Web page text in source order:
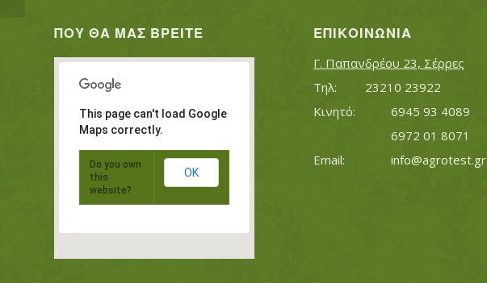
ΠΟΥ ΘΑ ΜΑΣ ΒΡΕΊΤΕ
This page can't load Google
Maps correctly.
Do you own
this
website?
OK
ΕΠΙΚΟΙΝΩΝΊΑ
Γ. Παπανδρέου 23, Σέρρες
Τηλ:		23210 23922
Κινητό:		6945 93 4089
			6972 01 8071
info@agrotest.gr